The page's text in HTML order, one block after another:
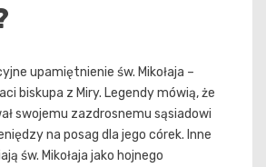
upamiętnienie św. Mikołaja –
biskupa z Miry. Legendy mówią, że
swojemu zazdrosnemu sąsiadowi
na posag dla jego córek. Inne
św. Mikołaja jako hojnego